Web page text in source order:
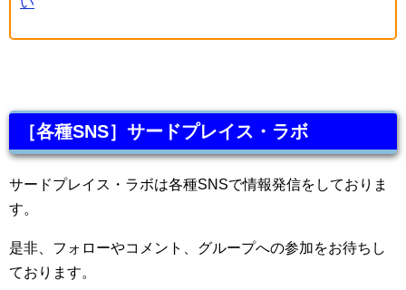
［各種SNS］サードプレイス・ラボ
サードプレイス・ラボは各種SNSで情報発信をしておりま
す。
是非、フォローやコメント、グループへの参加をお待ちし
ております。